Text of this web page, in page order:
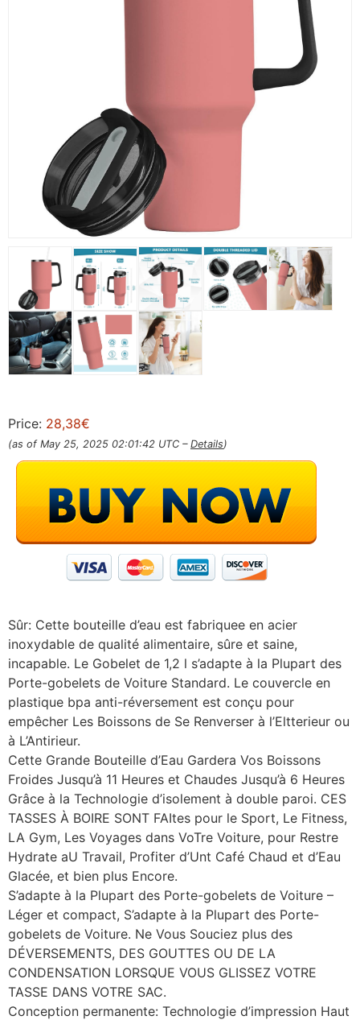
Price: 28,38€
(as of May 25, 2025 02:01:42 UTC – Details)
Sûr: Cette bouteille d’eau est fabriquee en acier
inoxydable de qualité alimentaire, sûre et saine,
incapable. Le Gobelet de 1,2 l s’adapte à la Plupart des
Porte-gobelets de Voiture Standard. Le couvercle en
plastique bpa anti-réversement est conçu pour
empêcher Les Boissons de Se Renverser à l’Eltterieur ou
à L’Antirieur.
Cette Grande Bouteille d’Eau Gardera Vos Boissons
Froides Jusqu’à 11 Heures et Chaudes Jusqu’à 6 Heures
Grâce à la Technologie d’isolement à double paroi. CES
TASSES À BOIRE SONT FAItes pour le Sport, Le Fitness,
LA Gym, Les Voyages dans VoTre Voiture, pour Restre
Hydrate aU Travail, Profiter d’Unt Café Chaud et d’Eau
Glacée, et bien plus Encore.
S’adapte à la Plupart des Porte-gobelets de Voiture –
Léger et compact, S’adapte à la Plupart des Porte-
gobelets de Voiture. Ne Vous Souciez plus des
DÉVERSEMENTS, DES GOUTTES OU DE LA
CONDENSATION LORSQUE VOUS GLISSEZ VOTRE
TASSE DANS VOTRE SAC.
Conception permanente: Technologie d’impression Haut